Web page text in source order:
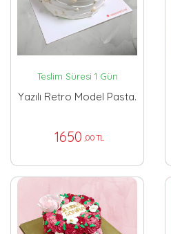
Teslim Süresi 1 Gün
Yazılı Retro Model Pasta.
1650 ,00 TL